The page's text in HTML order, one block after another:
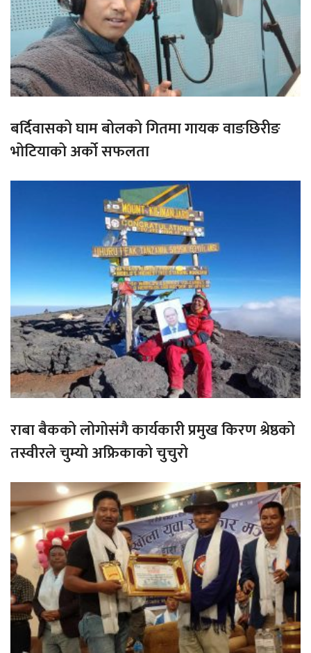
बर्दिवासको घाम बोलको गितमा गायक वाङछिरीङ
भोटियाको अर्को सफलता
राबा बैकको लोगोसंगै कार्यकारी प्रमुख किरण श्रेष्ठको
तस्वीरले चुम्यो अफ्रिकाको चुचुरो